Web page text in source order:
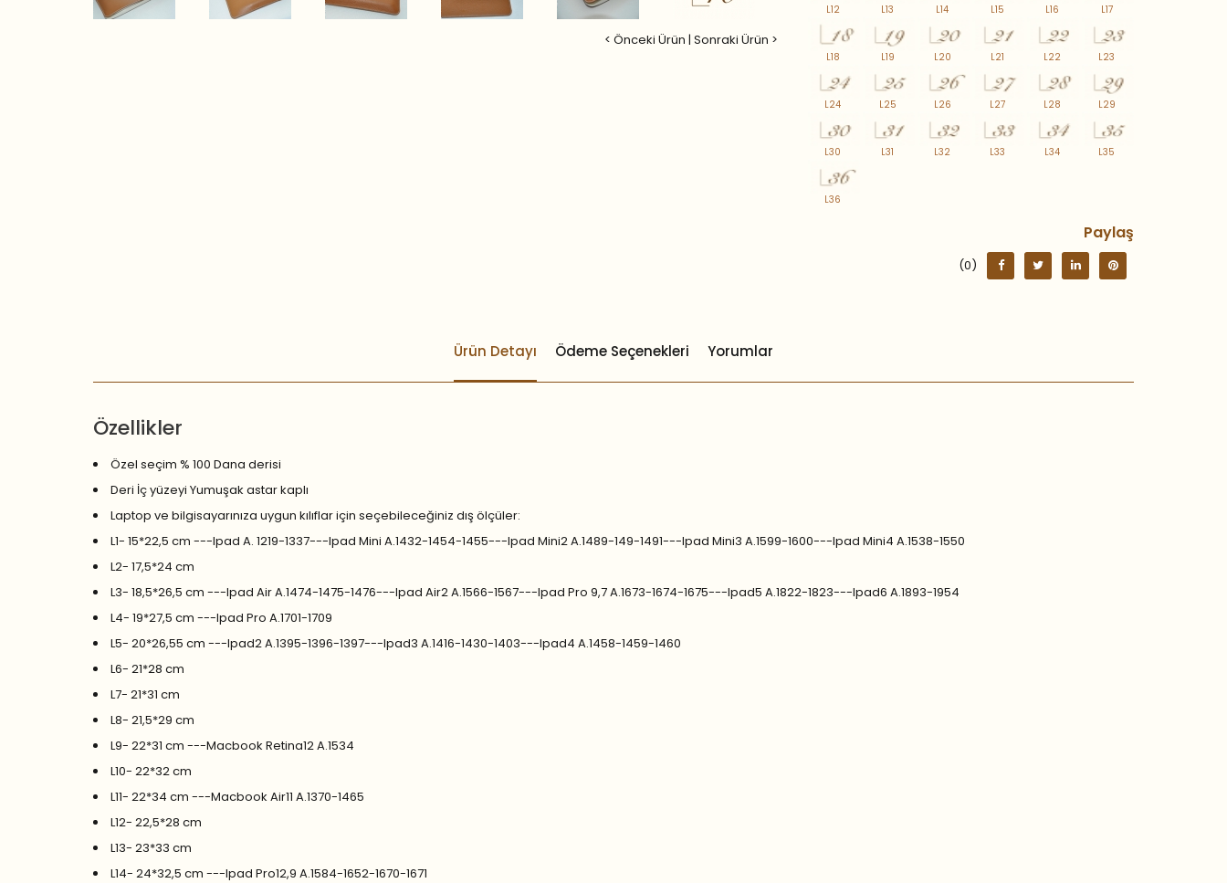
< Önceki Ürün | Sonraki Ürün >
L12 L13 L14 L15 L16 L17
L18 L19 L20 L21 L22 L23
L24 L25 L26 L27 L28 L29
L30 L31 L32 L33 L34 L35
L36
Paylaş
(0)
Ürün Detayı Ödeme Seçenekleri Yorumlar
Özellikler
Özel seçim % 100 Dana derisi
Deri İç yüzeyi Yumuşak astar kaplı
Laptop ve bilgisayarınıza uygun kılıflar için seçebileceğiniz dış ölçüler:
L1- 15*22,5 cm ---Ipad A. 1219-1337---Ipad Mini A.1432-1454-1455---Ipad Mini2 A.1489-149-1491---Ipad Mini3 A.1599-1600---Ipad Mini4 A.1538-1550
L2- 17,5*24 cm
L3- 18,5*26,5 cm ---Ipad Air A.1474-1475-1476---Ipad Air2 A.1566-1567---Ipad Pro 9,7 A.1673-1674-1675---Ipad5 A.1822-1823---Ipad6 A.1893-1954
L4- 19*27,5 cm ---Ipad Pro A.1701-1709
L5- 20*26,55 cm ---Ipad2 A.1395-1396-1397---Ipad3 A.1416-1430-1403---Ipad4 A.1458-1459-1460
L6- 21*28 cm
L7- 21*31 cm
L8- 21,5*29 cm
L9- 22*31 cm ---Macbook Retina12 A.1534
L10- 22*32 cm
L11- 22*34 cm ---Macbook Air11 A.1370-1465
L12- 22,5*28 cm
L13- 23*33 cm
L14- 24*32,5 cm ---Ipad Pro12,9 A.1584-1652-1670-1671